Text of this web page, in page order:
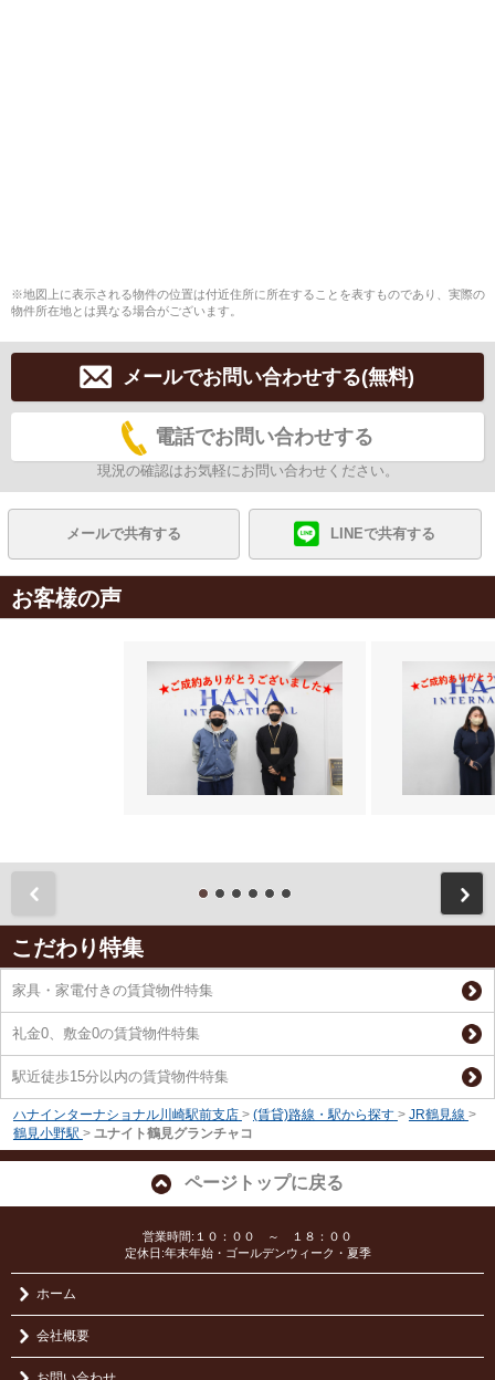
※地図上に表示される物件の位置は付近住所に所在することを表すものであり、実際の
物件所在地とは異なる場合がございます。
メールでお問い合わせする(無料)
電話でお問い合わせする
現況の確認はお気軽にお問い合わせください。
メールで共有する LINEで共有する
お客様の声
こだわり特集
家具・家電付きの賃貸物件特集
礼金0、敷金0の賃貸物件特集
駅近徒歩15分以内の賃貸物件特集
ハナインターナショナル川崎駅前支店 > (賃貸)路線・駅から探す > JR鶴見線 >
鶴見小野駅 > ユナイト鶴見グランチャコ
ページトップに戻る
営業時間:１０：００ ～ １８：００
定休日:年末年始・ゴールデンウィーク・夏季
ホーム
会社概要